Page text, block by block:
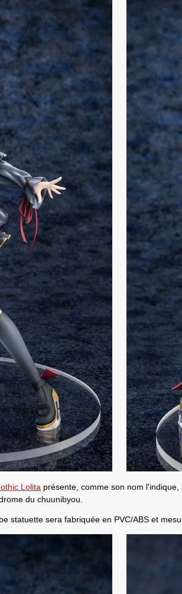
Lolita présente, comme son nom l'indique,
du chuunibyou.
statuette sera fabriquée en PVC/ABS et